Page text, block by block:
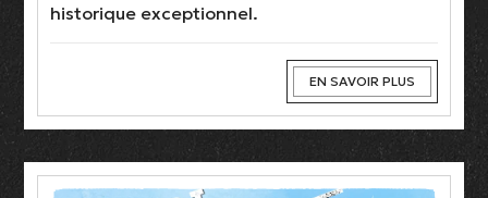
historique exceptionnel.
EN SAVOIR PLUS